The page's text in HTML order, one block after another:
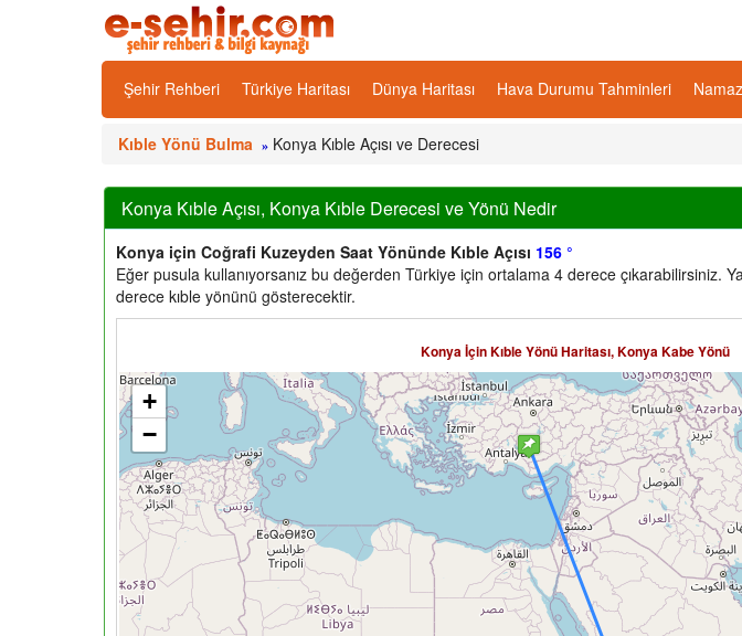
Şehir Rehberi Türkiye Haritası Dünya Haritası Hava Durumu Tahminleri
Kıble Yönü Bulma » Konya Kıble Açısı ve Derecesi
Konya Kıble Açısı, Konya Kıble Derecesi ve Yönü Nedir
Konya için Coğrafi Kuzeyden Saat Yönünde Kıble Açısı 156 °
Eğer pusula kullanıyorsanız bu değerden Türkiye için ortalama 4 derece çıkarabilirsiniz.
derece kıble yönünü gösterecektir.
Konya İçin Kıble Yönü Haritası, Konya Kabe Yönü
+
−